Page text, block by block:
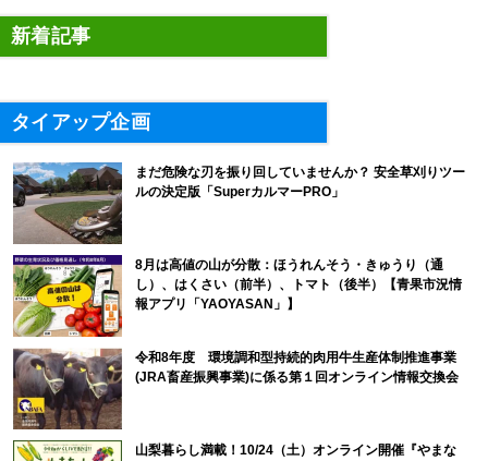
新着記事
タイアップ企画
まだ危険な刃を振り回していませんか？ 安全草刈りツー
ルの決定版「SuperカルマーPRO」
8月は高値の山が分散：ほうれんそう・きゅうり（通
し）、はくさい（前半）、トマト（後半）【青果市況情
報アプリ「YAOYASAN」】
令和8年度 環境調和型持続的肉用牛生産体制推進事業
(JRA畜産振興事業)に係る第１回オンライン情報交換会
山梨暮らし満載！10/24（土）オンライン開催『やまな